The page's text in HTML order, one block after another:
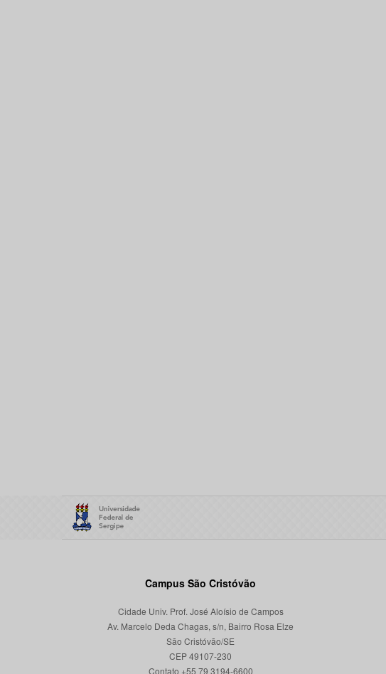
Campus São Cristóvão
Cidade Univ. Prof. José Aloísio de Campos
Av. Marcelo Deda Chagas, s/n, Bairro Rosa Elze
São Cristóvão/SE
CEP 49107-230